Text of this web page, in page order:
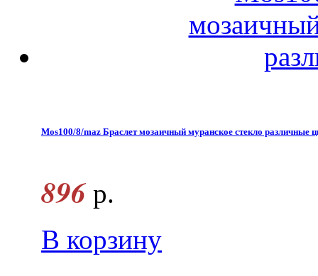
Mos100/8/maz Браслет мозаичный муранское стекло различные
896 р.
В корзину